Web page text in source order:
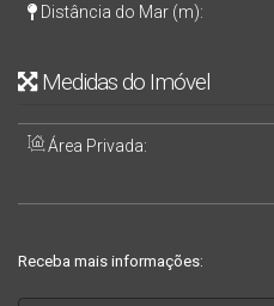
Distância do Mar (m):
Medidas do Imóvel
Área Privada:
Receba mais informações: